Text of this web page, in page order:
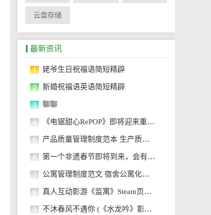
云盘存储
最新资讯
1 姥爷生日祝福语简短精辟
2 新婚祝福语英语简短精辟
3 聊聊
4 《电锯甜心RePOP》即将迎来重大更
5 产品质量管理制度范本 生产质量管
6 第一个非遗春节即将到来，会有什么不
7 公寓管理制度范文 宿舍公寓化管理
8 真人互动影游《监寓》Steam页面开
9 不沐春风不遇你 (《水龙吟》影视剧